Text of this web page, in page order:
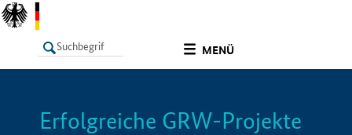
MENÜ
LISTE Info
Erfolgreiche GRW-Projekte